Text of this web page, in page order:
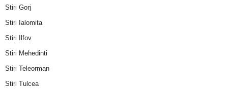
Stiri Gorj
Stiri Ialomita
Stiri Ilfov
Stiri Mehedinti
Stiri Teleorman
Stiri Tulcea